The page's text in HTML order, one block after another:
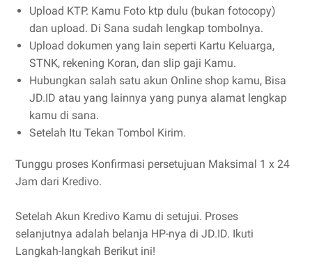
Upload KTP. Kamu Foto ktp dulu (bukan fotocopy)
dan upload. Di Sana sudah lengkap tombolnya.
Upload dokumen yang lain seperti Kartu Keluarga,
STNK, rekening Koran, dan slip gaji Kamu.
Hubungkan salah satu akun Online shop kamu, Bisa
JD.ID atau yang lainnya yang punya alamat lengkap
kamu di sana.
Setelah Itu Tekan Tombol Kirim.
Tunggu proses Konfirmasi persetujuan Maksimal 1 x 24
Jam dari Kredivo.
Setelah Akun Kredivo Kamu di setujui. Proses
selanjutnya adalah belanja HP-nya di JD.ID. Ikuti
Langkah-langkah Berikut ini!